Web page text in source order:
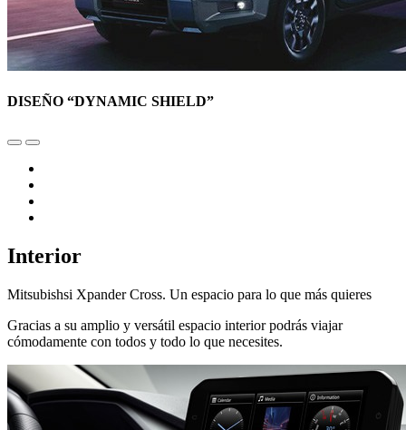
DISEÑO “DYNAMIC SHIELD”
Interior
Mitsubishsi Xpander Cross. Un espacio para lo que más quieres
Gracias a su amplio y versátil espacio interior podrás viajar
cómodamente con todos y todo lo que necesites.